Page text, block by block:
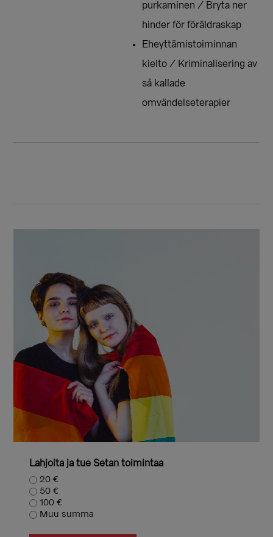
purkaminen / Bryta ner
hinder för föräldraskap
Eheyttämistoiminnan
kielto / Kriminalisering av
så kallade
omvändelseterapier
Lahjoita ja tue Setan toimintaa
20 €
50 €
100 €
Muu summa